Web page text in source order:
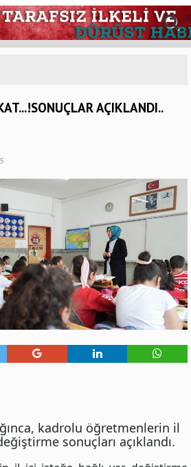
AÇIKLANDI..
kadrolu öğretmenlerin il
sonuçları açıklandı.